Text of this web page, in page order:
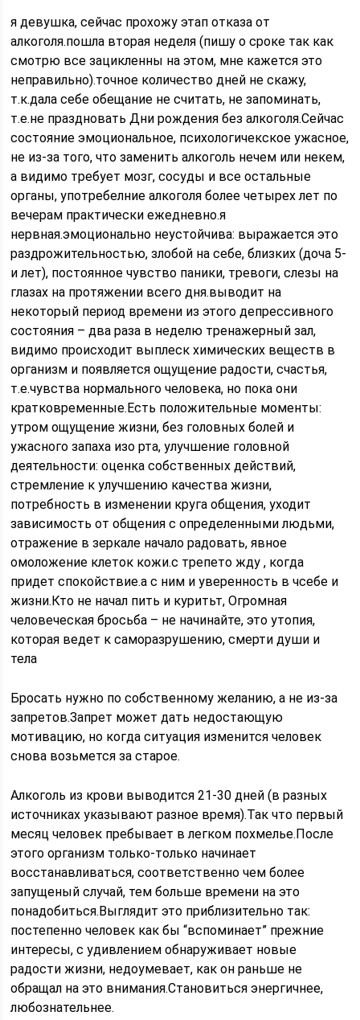
я девушка, сейчас прохожу этап отказа от
алкоголя.пошла вторая неделя (пишу о сроке так как
смотрю все зацикленны на этом, мне кажется это
неправильно).точное количество дней не скажу,
т.к.дала себе обещание не считать, не запоминать,
т.е.не праздновать Дни рождения без алкоголя.Сейчас
состояние эмоциональное, психологичекское ужасное,
не из-за того, что заменить алкоголь нечем или некем,
а видимо требует мозг, сосуды и все остальные
органы, употребелние алкоголя более четырех лет по
вечерам практически ежедневно.я
нервная.эмоционально неустойчива: выражается это
раздрожительностью, злобой на себе, близких (доча 5-
и лет), постоянное чувство паники, тревоги, слезы на
глазах на протяжении всего дня.выводит на
некоторый период времени из этого депрессивного
состояния – два раза в неделю тренажерный зал,
видимо происходит выплеск химических веществ в
организм и появляется ощущение радости, счастья,
т.е.чувства нормального человека, но пока они
кратковременные.Есть положительные моменты:
утром ощущение жизни, без головных болей и
ужасного запаха изо рта, улучшение головной
деятельности: оценка собственных действий,
стремление к улучшению качества жизни,
потребность в изменении круга общения, уходит
зависимость от общения с определенными людьми,
отражение в зеркале начало радовать, явное
омоложение клеток кожи.с трепето жду , когда
придет спокойствие.а с ним и уверенность в чсебе и
жизни.Кто не начал пить и куритьт, Огромная
человеческая бросьба – не начинайте, это утопия,
которая ведет к саморазрушению, смерти души и
тела
Бросать нужно по собственному желанию, а не из-за
запретов.Запрет может дать недостающую
мотивацию, но когда ситуация изменится человек
снова возьмется за старое.
Алкоголь из крови выводится 21-30 дней (в разных
источниках указывают разное время).Так что первый
месяц человек пребывает в легком похмелье.После
этого организм только-только начинает
восстанавливаться, соответственно чем более
запущеный случай, тем больше времени на это
понадобиться.Выглядит это приблизительно так:
постепенно человек как бы “вспоминает” прежние
интересы, с удивлением обнаруживает новые
радости жизни, недоумевает, как он раньше не
обращал на это внимания.Становиться энергичнее,
любознательнее.